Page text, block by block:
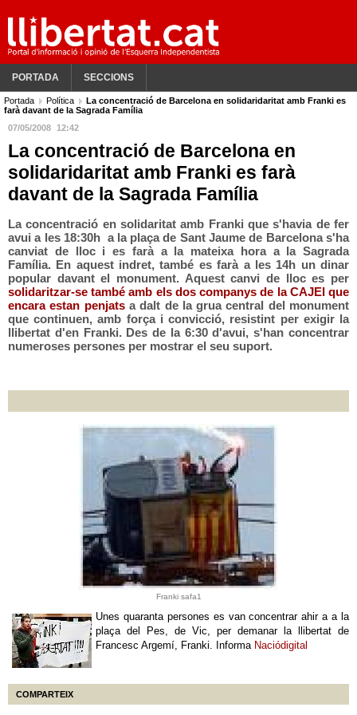
PORTADA SECCIONS
Portada Política
La concentració de Barcelona en solidaridaritat amb Franki es
farà davant de la Sagrada Família
07/05/2008
12:42
La concentració de Barcelona en
solidaridaritat amb Franki es farà
davant de la Sagrada Família
La concentració en solidaritat amb Franki que s'havia de fer
avui a les 18:30h a la plaça de Sant Jaume de Barcelona s'ha
canviat de lloc i es farà a la mateixa hora a la Sagrada
Família. En aquest indret, també es farà a les 14h un dinar
popular davant el monument. Aquest canvi de lloc es per
solidaritzar-se també amb els dos companys de la CAJEI que
encara estan penjatsa dalt de la grua central del monument
que continuen, amb força i convicció, resistint per exigir la
llibertat d'en Franki. Des de la 6:30 d'avui, s'han concentrar
numeroses persones per mostrar el seu suport.
Franki safa1
Unes quaranta persones es van concentrar ahir a a la
plaça del Pes, de Vic, per demanar la llibertat de
Francesc Argemí, Franki. Informa Naciódigital
COMPARTEIX